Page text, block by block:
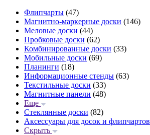
Флипчарты (47)
Магнитно-маркерные доски (146)
Меловые доски (44)
Пробковые доски (62)
Комбинированные доски (33)
Мобильные доски (69)
Планинги (18)
Информационные стенды (63)
Текстильные доски (33)
Магнитные панели (48)
Еще
Стеклянные доски (82)
Аксессуары для досок и флипчартов
Скрыть